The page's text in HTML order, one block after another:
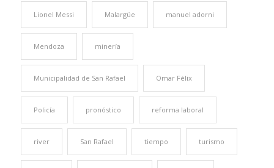
Lionel Messi Malargüe manuel adorni
Mendoza minería
Municipalidad de San Rafael Omar Félix
Policía pronóstico reforma laboral
river San Rafael tiempo turismo